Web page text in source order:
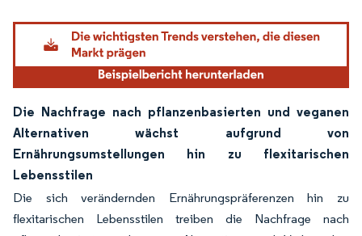
Die Nachfrage nach pflanzenbasierten und veganen
Alternativen wächst aufgrund von
Ernährungsumstellungen hin zu flexitarischen
Lebensstilen
Die sich verändernden Ernährungspräferenzen hin zu
flexitarischen Lebensstilen treiben die Nachfrage nach